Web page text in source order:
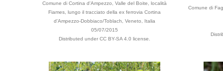
Comune di Cortina d'Ampezzo, Valle del Boite, località
Fiames, lungo il tracciato della ex ferrovia Cortina
d'Ampezzo-Dobbiaco/Toblach, Veneto, Italia
05/07/2015
Distributed under CC BY-SA 4.0 license.
Comune di